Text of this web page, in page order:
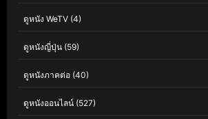
ดูหนัง WeTV (4)
ดูหนังญี่ปุ่น (59)
ดูหนังภาคต่อ (40)
ดูหนังออนไลน์ (527)